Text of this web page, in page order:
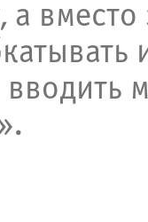
вместо